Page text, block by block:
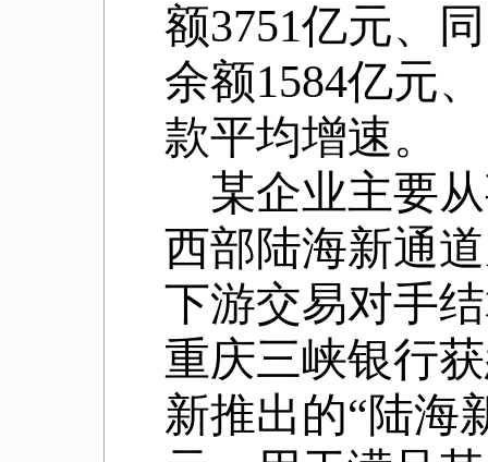
额3751亿元、
余额1584亿元
款平均增速。
某企业主要
西部陆海新通
下游交易对手
重庆三峡银行
新推出的“陆海